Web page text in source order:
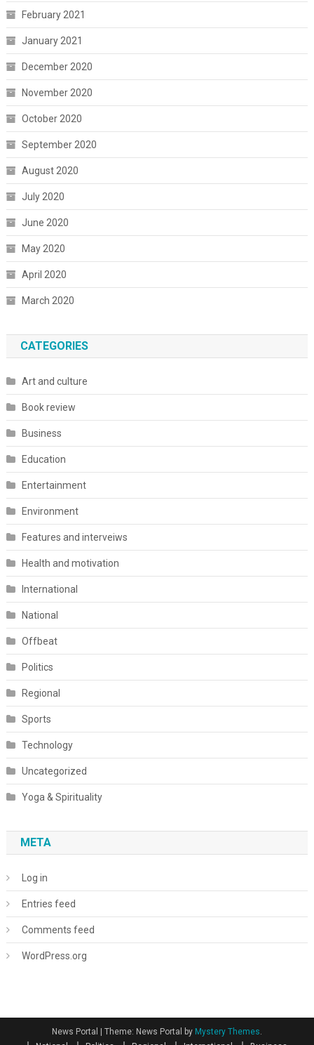
February 2021
January 2021
December 2020
November 2020
October 2020
September 2020
August 2020
July 2020
June 2020
May 2020
April 2020
March 2020
CATEGORIES
Art and culture
Book review
Business
Education
Entertainment
Environment
Features and interveiws
Health and motivation
International
National
Offbeat
Politics
Regional
Sports
Technology
Uncategorized
Yoga & Spirituality
META
Log in
Entries feed
Comments feed
WordPress.org
News Portal | Theme: News Portal by Mystery Themes